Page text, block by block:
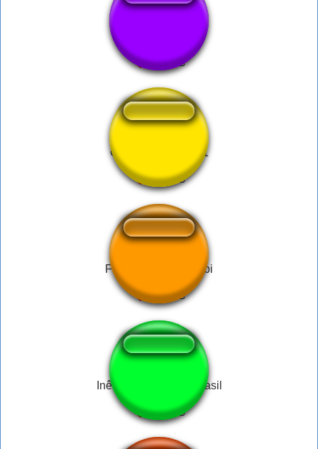
Cute Uwu Sample1
Fua la re vivis Escubi
Inês Brasil sempre Brasil